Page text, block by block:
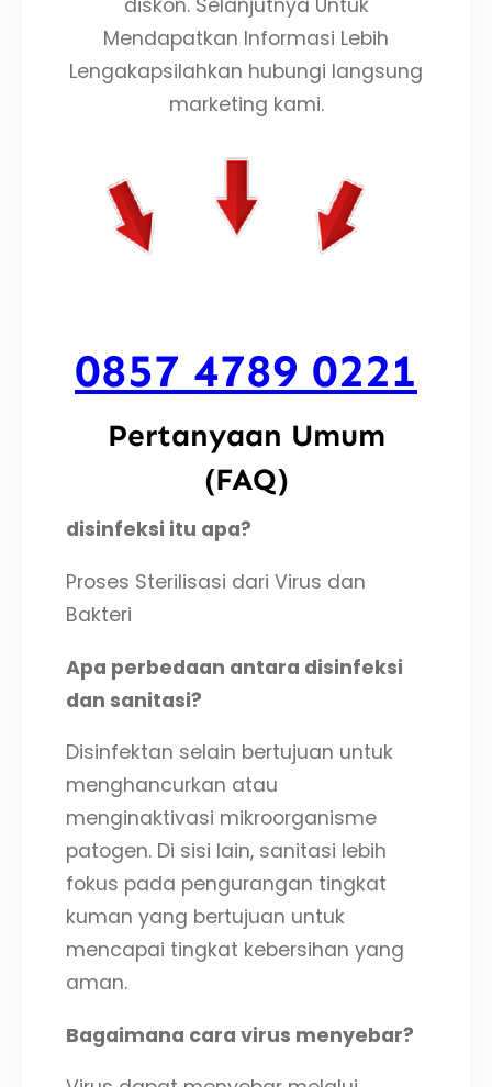
diskon. Selanjutnya Untuk
Mendapatkan Informasi Lebih
Lengakapsilahkan hubungi langsung
marketing kami.
0857 4789 0221
Pertanyaan Umum
(FAQ)
disinfeksi itu apa?
Proses Sterilisasi dari Virus dan
Bakteri
Apa perbedaan antara disinfeksi
dan sanitasi?
Disinfektan selain bertujuan untuk
menghancurkan atau
menginaktivasi mikroorganisme
patogen. Di sisi lain, sanitasi lebih
fokus pada pengurangan tingkat
kuman yang bertujuan untuk
mencapai tingkat kebersihan yang
aman.
Bagaimana cara virus menyebar?